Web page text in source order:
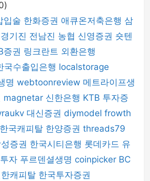
입술 한화증권 애큐온저축은행 삼
경기진 전남진 농협 신영증권 숏텐
증권 링크란트 외환은행
국수출입은행 localstorage
명 webtoonreview 메트라이프생
magnetar 신한은행 KTB 투자증
대신증권 diymodel frowth
한국캐피탈 한양증권 threads79
증권 한국시티은행 롯데카드 유
자 푸르덴셜생명 coinpicker BC
캐피탈 한국투자증권